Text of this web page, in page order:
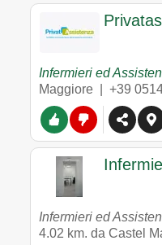
Infermieri ed
Maggiore | +39
Infermieri ed
4.02 km. da Castel